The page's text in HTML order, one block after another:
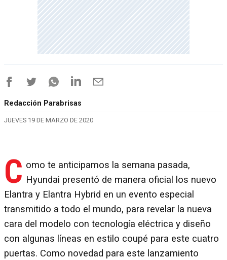
Redacción Parabrisas
JUEVES 19 DE MARZO DE 2020
C omo te anticipamos la semana pasada,
Hyundai presentó de manera oficial los nuevo
Elantra y Elantra Hybrid en un evento especial
transmitido a todo el mundo, para revelar la nueva
cara del modelo con tecnología eléctrica y diseño
con algunas líneas en estilo coupé para este cuatro
puertas. Como novedad para este lanzamiento